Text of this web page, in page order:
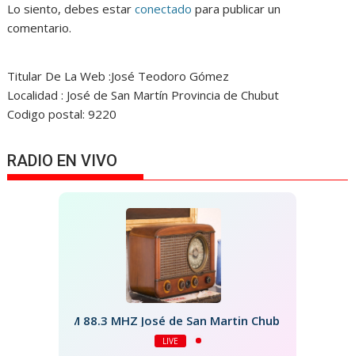
Lo siento, debes estarconectado para publicar un
comentario.
Titular De La Web :José Teodoro Gómez
Localidad : José de San Martín Provincia de Chubut
Codigo postal: 9220
RADIO EN VIVO
FM 88.3 MHZ José de San Martin Chubut
LIVE